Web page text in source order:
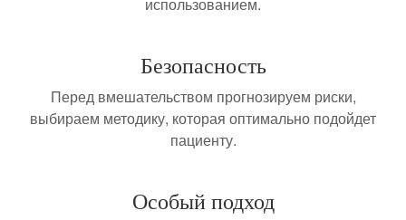
Безопасность
Перед вмешательством прогнозируем риски,
выбираем методику, которая оптимально подойдет
пациенту.
Особый подход